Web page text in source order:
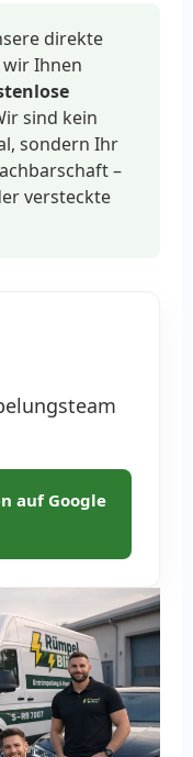
direkte
Ihnen
sind kein
sondern Ihr
–
versteckte
auf Google